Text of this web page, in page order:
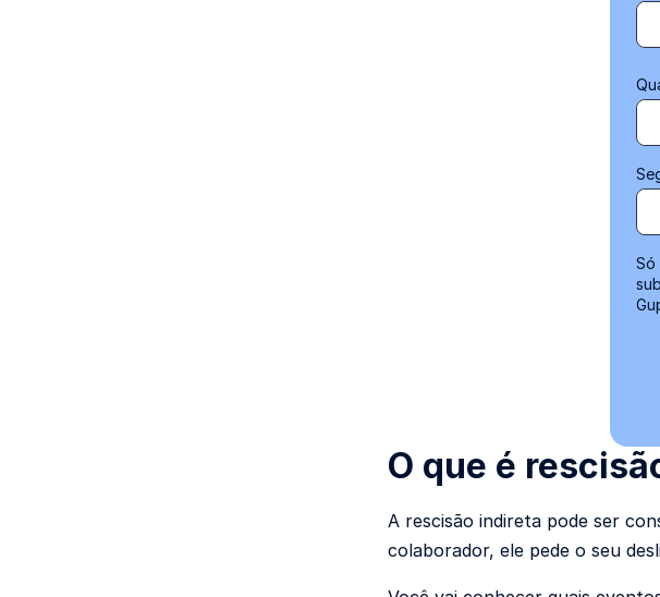
Só
O que é
A rescisão indireta pode ser
colaborador, ele pede o seu